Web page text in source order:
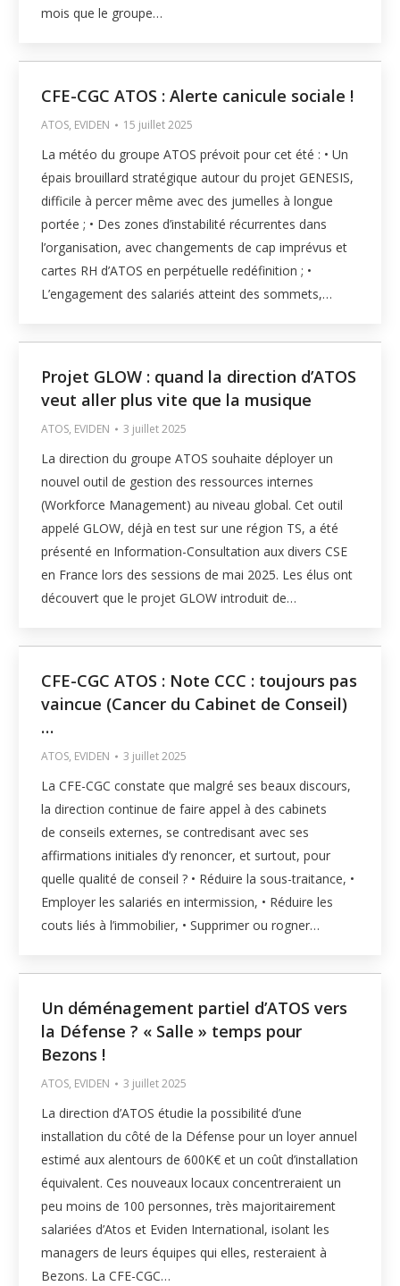
mois que le groupe…
CFE-CGC ATOS : Alerte canicule sociale !
ATOS, EVIDEN 15 juillet 2025
La météo du groupe ATOS prévoit pour cet été : • Un
épais brouillard stratégique autour du projet GENESIS,
difficile à percer même avec des jumelles à longue
portée ; • Des zones d’instabilité récurrentes dans
l’organisation, avec changements de cap imprévus et
cartes RH d’ATOS en perpétuelle redéfinition ; •
L’engagement des salariés atteint des sommets,…
Projet GLOW : quand la direction d’ATOS
veut aller plus vite que la musique
ATOS, EVIDEN 3 juillet 2025
La direction du groupe ATOS souhaite déployer un
nouvel outil de gestion des ressources internes
(Workforce Management) au niveau global. Cet outil
appelé GLOW, déjà en test sur une région TS, a été
présenté en Information-Consultation aux divers CSE
en France lors des sessions de mai 2025. Les élus ont
découvert que le projet GLOW introduit de…
CFE-CGC ATOS : Note CCC : toujours pas
vaincue (Cancer du Cabinet de Conseil)
…
ATOS, EVIDEN 3 juillet 2025
La CFE-CGC constate que malgré ses beaux discours,
la direction continue de faire appel à des cabinets
de conseils externes, se contredisant avec ses
affirmations initiales d’y renoncer, et surtout, pour
quelle qualité de conseil ? • Réduire la sous-traitance, •
Employer les salariés en intermission, • Réduire les
couts liés à l’immobilier, • Supprimer ou rogner…
Un déménagement partiel d’ATOS vers
la Défense ? « Salle » temps pour
Bezons !
ATOS, EVIDEN 3 juillet 2025
La direction d’ATOS étudie la possibilité d’une
installation du côté de la Défense pour un loyer annuel
estimé aux alentours de 600K€ et un coût d’installation
équivalent. Ces nouveaux locaux concentreraient un
peu moins de 100 personnes, très majoritairement
salariées d’Atos et Eviden International, isolant les
managers de leurs équipes qui elles, resteraient à
Bezons. La CFE-CGC…